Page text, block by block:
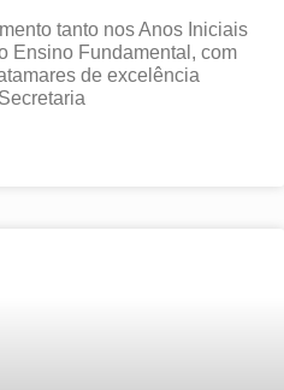
tanto nos Anos Iniciais
Ensino Fundamental, com
de excelência